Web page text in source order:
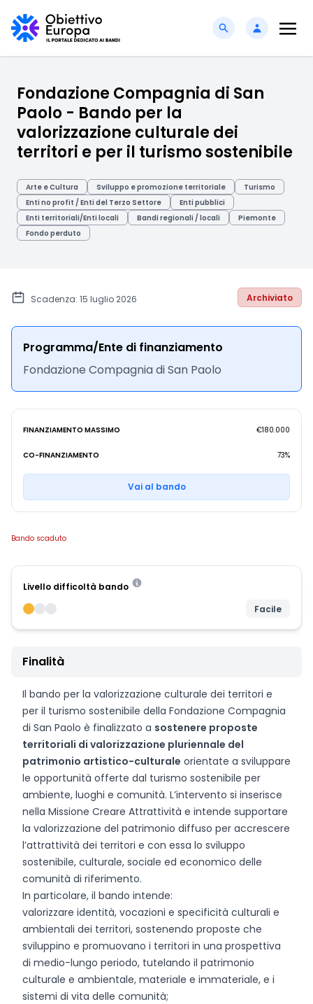
Fondazione Compagnia di San
Paolo - Bando per la
valorizzazione culturale dei
territori e per il turismo sostenibile
Arte e Cultura Sviluppo e promozione territoriale
Turismo
Enti no profit / Enti del Terzo Settore
Enti pubblici
Enti territoriali/Enti locali
Bandi regionali / locali
Piemonte
Fondo perduto
Scadenza: 15 luglio 2026 Archiviato
Programma/Ente di finanziamento
Fondazione Compagnia di San Paolo
FINANZIAMENTO MASSIMO €180.000
CO-FINANZIAMENTO 73%
Vai al bando
Bando scaduto
Livello difficoltà bando
Facile
Finalità
Il bando per la valorizzazione culturale dei territori e
per il turismo sostenibile della Fondazione Compagnia
di San Paolo è finalizzato a sostenere proposte
territoriali di valorizzazione pluriennale del
patrimonio artistico-culturale orientate a sviluppare
le opportunità offerte dal turismo sostenibile per
ambiente, luoghi e comunità. L’intervento si inserisce
nella Missione Creare Attrattività e intende supportare
la valorizzazione del patrimonio diffuso per accrescere
l’attrattività dei territori e con essa lo sviluppo
sostenibile, culturale, sociale ed economico delle
comunità di riferimento.
In particolare, il bando intende:
valorizzare identità, vocazioni e specificità culturali e
ambientali dei territori, sostenendo proposte che
sviluppino e promuovano i territori in una prospettiva
di medio-lungo periodo, tutelando il patrimonio
culturale e ambientale, materiale e immateriale, e i
sistemi di vita delle comunità;